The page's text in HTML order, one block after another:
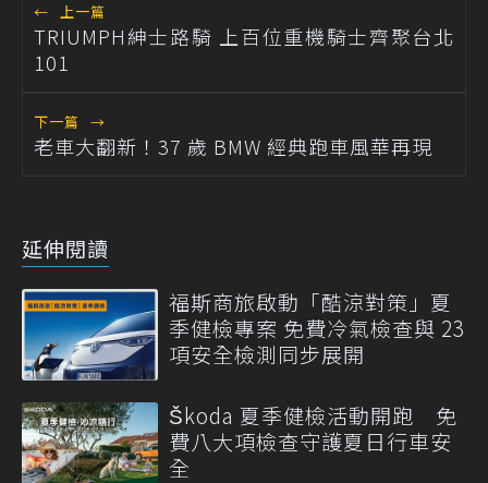
← 上一篇
TRIUMPH紳士路騎 上百位重機騎士齊聚台北
101
下一篇 →
老車大翻新！37 歲 BMW 經典跑車風華再現
延伸閱讀
福斯商旅啟動「酷涼對策」夏
季健檢專案 免費冷氣檢查與 23
項安全檢測同步展開
Škoda 夏季健檢活動開跑 免
費八大項檢查守護夏日行車安
全